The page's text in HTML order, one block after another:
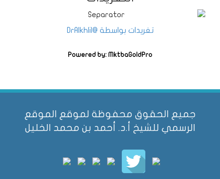
تغريدات بواسطة @DrAlkhlil
Powered by: MktbaGoldPro
جميع الحقوق محفوظة لموقع الموقع
الرسمي للشيخ أ.د. أحمد بن محمد الخليل